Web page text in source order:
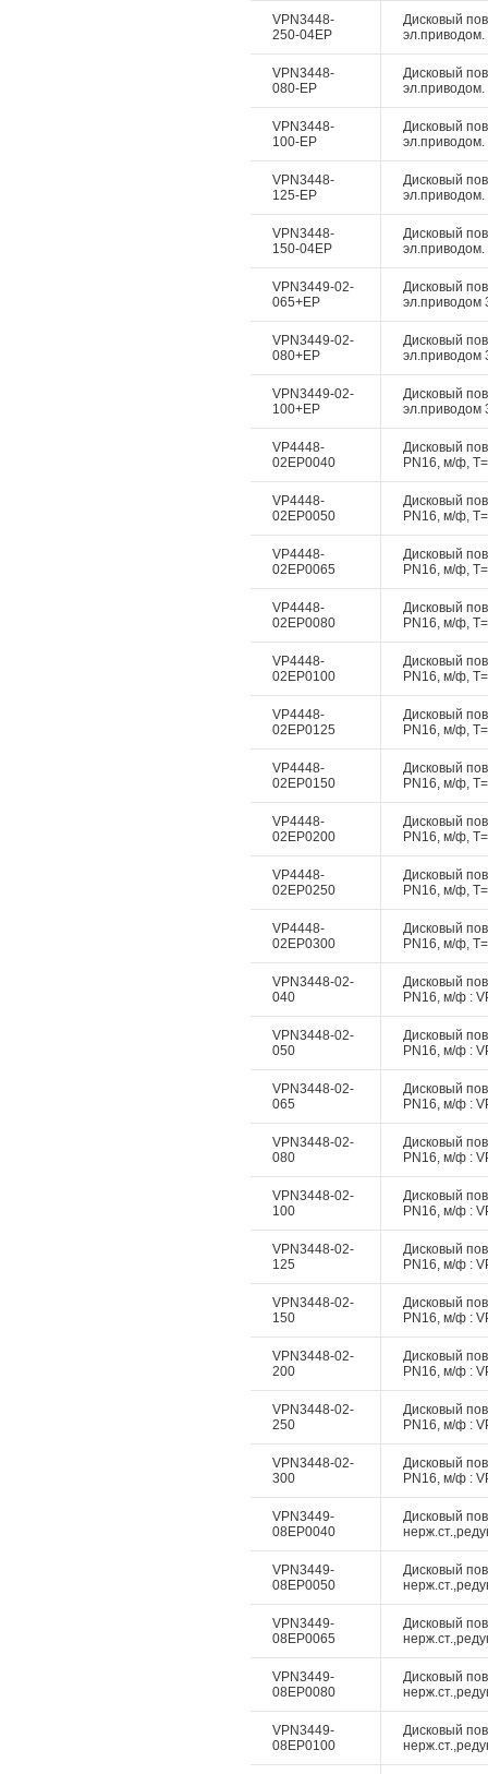
VPN3448-
250-04EP
Дисковый
VPN3448-
080-EP
Дисковый
VPN3448-
100-EP
Дисковый
VPN3448-
125-EP
Дисковый
VPN3448-
150-04EP
Дисковый
VPN3449-02-
065+EP
Дисковый
эл.приводом
VPN3449-02-
080+EP
Дисковый
эл.приводом
VPN3449-02-
100+EP
Дисковый
эл.приводом
VP4448-
02EP0040
Дисковый
PN16, м/ф,
VP4448-
02EP0050
Дисковый
PN16, м/ф,
VP4448-
02EP0065
Дисковый
PN16, м/ф,
VP4448-
02EP0080
Дисковый
PN16, м/ф,
VP4448-
02EP0100
Дисковый
PN16, м/ф,
VP4448-
02EP0125
Дисковый
PN16, м/ф,
VP4448-
02EP0150
Дисковый
PN16, м/ф,
VP4448-
02EP0200
Дисковый
PN16, м/ф,
VP4448-
02EP0250
Дисковый
PN16, м/ф,
VP4448-
02EP0300
Дисковый
PN16, м/ф,
VPN3448-02-
040
Дисковый
PN16, м/ф :
VPN3448-02-
050
Дисковый
PN16, м/ф :
VPN3448-02-
065
Дисковый
PN16, м/ф :
VPN3448-02-
080
Дисковый
PN16, м/ф :
VPN3448-02-
100
Дисковый
PN16, м/ф :
VPN3448-02-
125
Дисковый
PN16, м/ф :
VPN3448-02-
150
Дисковый
PN16, м/ф :
VPN3448-02-
200
Дисковый
PN16, м/ф :
VPN3448-02-
250
Дисковый
PN16, м/ф :
VPN3448-02-
300
Дисковый
PN16, м/ф :
VPN3449-
08EP0040
Дисковый
VPN3449-
08EP0050
Дисковый
VPN3449-
08EP0065
Дисковый
VPN3449-
08EP0080
Дисковый
VPN3449-
08EP0100
Дисковый